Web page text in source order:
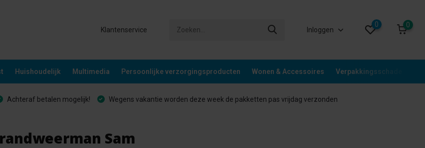
Klantenservice Inloggen
0 0
Huishoudelijk Multimedia Persoonlijke verzorgingsproducten Wonen & Accessoires Verpakkingsschade
Achteraf betalen mogelijk! Wegens vakantie worden deze week de pakketten pas vrijdag verzonden
Sam